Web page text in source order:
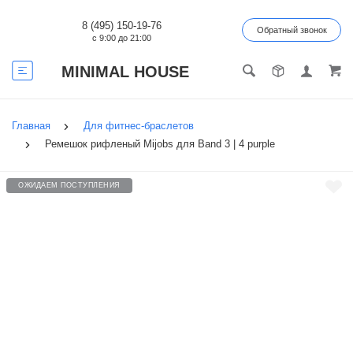
MINIMAL HOUSE
8 (495) 150-19-76
с 9:00 до 21:00
Обратный звонок
Главная
Для фитнес-браслетов
Ремешок рифленый Mijobs для Band 3 | 4 purple
ОЖИДАЕМ ПОСТУПЛЕНИЯ